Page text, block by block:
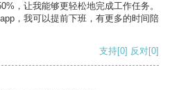
，让我能够更轻松地完成工作任务。
，我可以提前下班，有更多的时间陪
支持[0] 反对[0]